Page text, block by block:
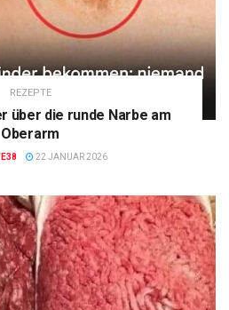
REZEPTE
über die runde Narbe am
Oberarm
22 JANUAR 2026